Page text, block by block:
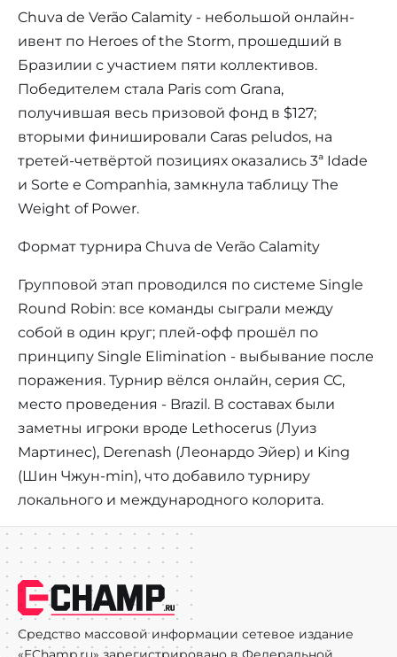
Chuva de Verão Calamity - небольшой онлайн-
ивент по Heroes of the Storm, прошедший в
Бразилии с участием пяти коллективов.
Победителем стала Paris com Grana,
получившая весь призовой фонд в $127;
вторыми финишировали Caras peludos, на
третей-четвёртой позициях оказались 3ª Idade
и Sorte e Companhia, замкнула таблицу The
Weight of Power.
Формат турнира Chuva de Verão Calamity
Групповой этап проводился по системе Single
Round Robin: все команды сыграли между
собой в один круг; плей‑офф прошёл по
принципу Single Elimination - выбывание после
поражения. Турнир вёлся онлайн, серия CC,
место проведения - Brazil. В составах были
заметны игроки вроде Lethocerus (Луиз
Мартинес), Derenash (Леонардо Эйер) и King
(Шин Чжун-min), что добавило турниру
локального и международного колорита.
Средство массовой информации сетевое издание